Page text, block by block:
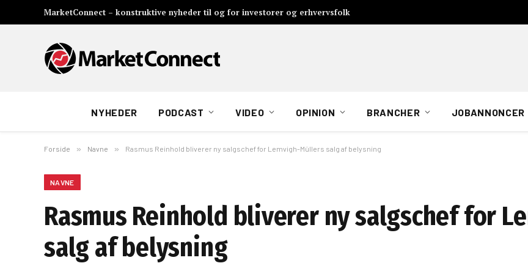
MarketConnect – konstruktive nyheder til og for investorer og erhvervsfolk
NYHEDER PODCAST VIDEO OPINION BRANCHER JOBANNONCER
Forside » Navne » Rasmus Reinhold bliverer ny salgschef for Lemvigh-Müllers salg af belysning
NAVNE
Rasmus Reinhold bliverer ny salgschef for
salg af belysning